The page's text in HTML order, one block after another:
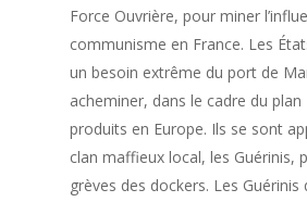
Force Ouvrière, pour miner
communisme en France. Les
un besoin extrême du port de
acheminer, dans le cadre du plan
produits en Europe. Ils se sont
clan maffieux local, les Guérinis,
grèves des dockers. Les